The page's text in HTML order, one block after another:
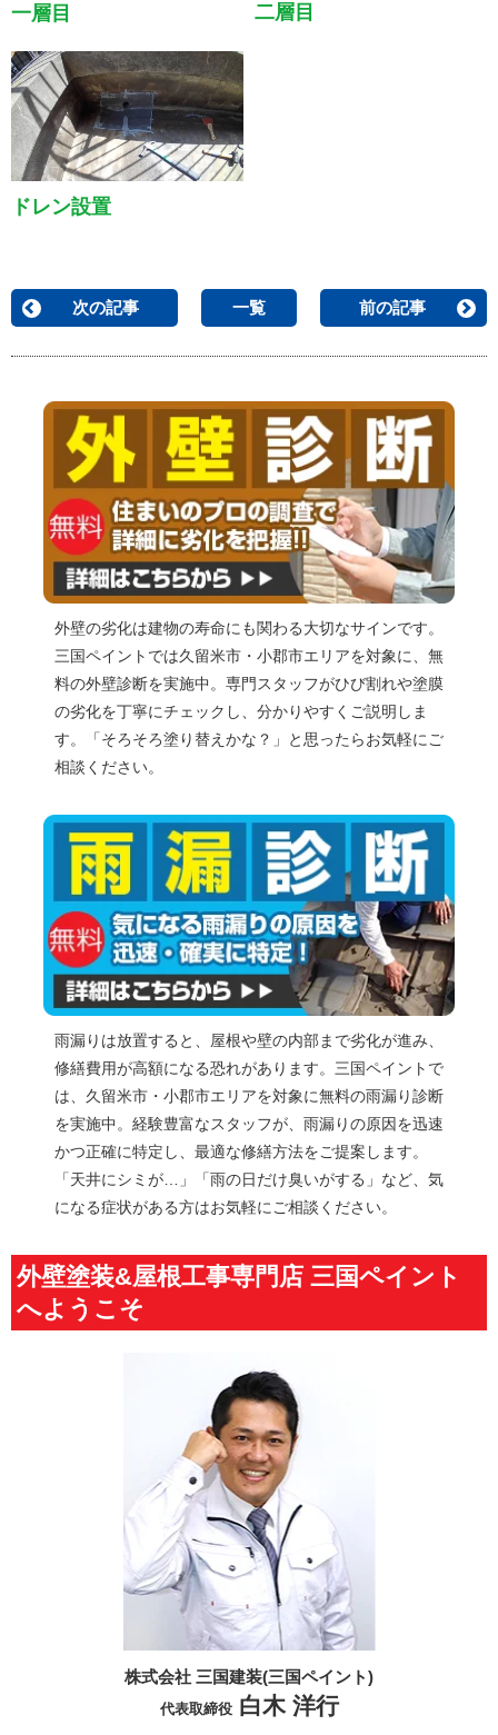
一層目 二層目
ドレン設置
次の記事 一覧 前の記事
外壁の劣化は建物の寿命にも関わる大切なサインです。
三国ペイントでは久留米市・小郡市エリアを対象に、無
料の外壁診断を実施中。専門スタッフがひび割れや塗膜
の劣化を丁寧にチェックし、分かりやすくご説明しま
す。「そろそろ塗り替えかな？」と思ったらお気軽にご
相談ください。
雨漏りは放置すると、屋根や壁の内部まで劣化が進み、
修繕費用が高額になる恐れがあります。三国ペイントで
は、久留米市・小郡市エリアを対象に無料の雨漏り診断
を実施中。経験豊富なスタッフが、雨漏りの原因を迅速
かつ正確に特定し、最適な修繕方法をご提案します。
「天井にシミが…」「雨の日だけ臭いがする」など、気
になる症状がある方はお気軽にご相談ください。
外壁塗装&屋根工事専門店 三国ペイント
へようこそ
株式会社 三国建装(三国ペイント)
代表取締役白木 洋行